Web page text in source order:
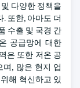
다양한 정책을
또한, 아마도 더
수출 및 국경 간
공급망에 대한
은 또한 저온 공
, 많은 현지 업
해 혁신하고 있